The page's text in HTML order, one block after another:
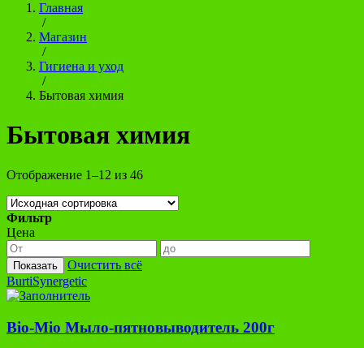
Главная
/
Магазин
/
Гигиена и уход
/
Бытовая химия
Бытовая химия
Отображение 1–12 из 46
Фильтр
Цена
Показать
Очистить всё
BurtiSynergetic
Bio-Mio Мыло-пятновыводитель 200г